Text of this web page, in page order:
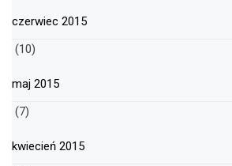
czerwiec 2015
(10)
maj 2015
(7)
kwiecień 2015